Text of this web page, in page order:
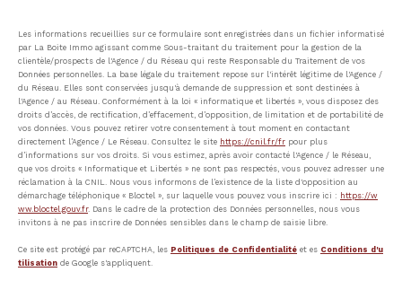
Les informations recueillies sur ce formulaire sont enregistrées dans un fichier informatisé
par La Boite Immo agissant comme Sous-traitant du traitement pour la gestion de la
clientèle/prospects de l'Agence / du Réseau qui reste Responsable du Traitement de vos
Données personnelles. La base légale du traitement repose sur l'intérêt légitime de l'Agence /
du Réseau. Elles sont conservées jusqu'à demande de suppression et sont destinées à
l'Agence / au Réseau. Conformément à la loi « informatique et libertés », vous disposez des
droits d’accès, de rectification, d’effacement, d’opposition, de limitation et de portabilité de
vos données. Vous pouvez retirer votre consentement à tout moment en contactant
directement l’Agence / Le Réseau. Consultez le site https://cnil.fr/fr pour plus
d’informations sur vos droits. Si vous estimez, après avoir contacté l'Agence / le Réseau,
que vos droits « Informatique et Libertés » ne sont pas respectés, vous pouvez adresser une
réclamation à la CNIL. Nous vous informons de l’existence de la liste d'opposition au
démarchage téléphonique « Bloctel », sur laquelle vous pouvez vous inscrire ici : https://w
ww.bloctel.gouv.fr. Dans le cadre de la protection des Données personnelles, nous vous
invitons à ne pas inscrire de Données sensibles dans le champ de saisie libre.
Ce site est protégé par reCAPTCHA, les Politiques de Confidentialité et es Conditions d'u
tilisation de Google s'appliquent.